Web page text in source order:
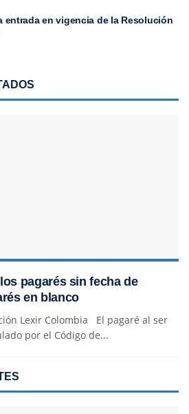
entrada en vigencia de la Resolución
pagarés sin fecha de
en blanco
Lexir Colombia El pagaré al ser
por el Código de...